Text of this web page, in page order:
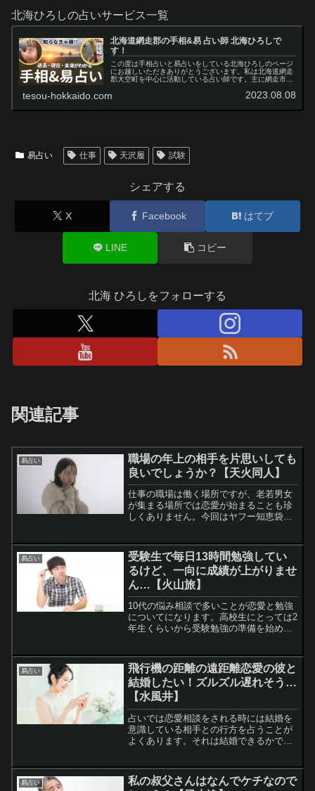
北海ひろしの占いサービス一覧
北海道網走郡の手相&易 占い師 北海ひろしで
す！
この度は手相占いと易占いをしている北海ひろしのページ
にお越しいただきありがとうございます。私は北海道網走
郡大空町を中心に活動している占い師です。主に網走市や
での非対面占いを行っています。こ…
tesou-hokkaido.com 2023.08.08
易占い 仕事 天沢履 試験
シェアする
X Facebook はてブ
LINE コピー
北海 ひろしをフォローする
関連記事
易占い
職場の年上の相手を片思いしても
良いでしょうか？【天火同人】
仕事の職場は働く場所ですが、老若男女
が集まる場所では恋愛が始まることも珍
しくありません。今回はヤフー知恵袋に
していました。なお、今回は質問文の情
報不足から私の補完が入っ...
易占い
受験生で毎日13時間勉強してい
るけど、一向に成績が上がりませ
ん…【火山旅】
10代の悩み相談で多いことが恋愛と勉強
についてになります。高校生にとっては2
年生くらいから受験勉強の準備を始めて
から、毎日13時間も受験勉強しているの
に、一向に成績が...
易占い
飛行機の距離の遠距離恋愛の彼と
結婚したい！ズルズル遅れそう…
【水風井】
占いでは恋愛相談をされる時には結婚を
意識している相手との行方を占うことが
よくあります。それは結婚できるかでき
に投稿されていた20代半ばの女性が飛行
機の距離の遠距離恋愛し...
易占い
私の叔父さんはなんでケチなので